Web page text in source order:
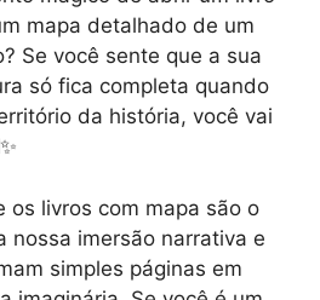
mapa detalhado de um
Se você sente que a sua
só fica completa quando
da história, você vai
os livros com mapa são o
nossa imersão narrativa e
simples páginas em